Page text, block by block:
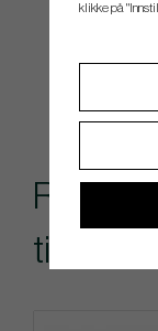
till
klikke på